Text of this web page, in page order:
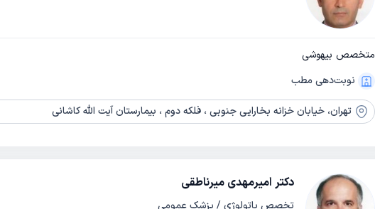
متخصص بیهوشی
نوبت‌دهی مطب
تهران، خیابان خزانه بخارایی جنوبی ، فلکه دوم ، بیمارستان آیت الله کاشانی
دکتر امیرمهدی میرناطقی
تخصص پاتولوژی / پزشک عمومی